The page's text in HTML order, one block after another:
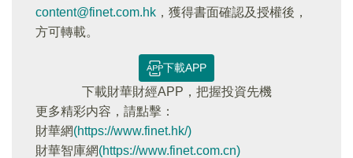
content@finet.com.hk ，獲得書面確認及授權後，
方可轉載。
下載APP
下載財華財經APP，把握投資先機
更多精彩内容，請點擊：
財華網(https://www.finet.hk/)
財華智庫網(https://www.finet.com.cn)